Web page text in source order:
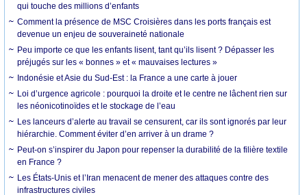
qui touche des millions d’enfants
Comment la présence de MSC Croisières dans les ports français est
devenue un enjeu de souveraineté nationale
Peu importe ce que les enfants lisent, tant qu’ils lisent ? Dépasser les
préjugés sur les « bonnes » et « mauvaises lectures »
Indonésie et Asie du Sud-Est : la France a une carte à jouer
Loi d’urgence agricole : pourquoi la droite et le centre ne lâchent rien sur
les néonicotinoïdes et le stockage de l’eau
Les lanceurs d’alerte au travail se censurent, car ils sont ignorés par leur
hiérarchie. Comment éviter d’en arriver à un drame ?
Peut-on s’inspirer du Japon pour repenser la durabilité de la filière textile
en France ?
Les États-Unis et l’Iran menacent de mener des attaques contre des
infrastructures civiles